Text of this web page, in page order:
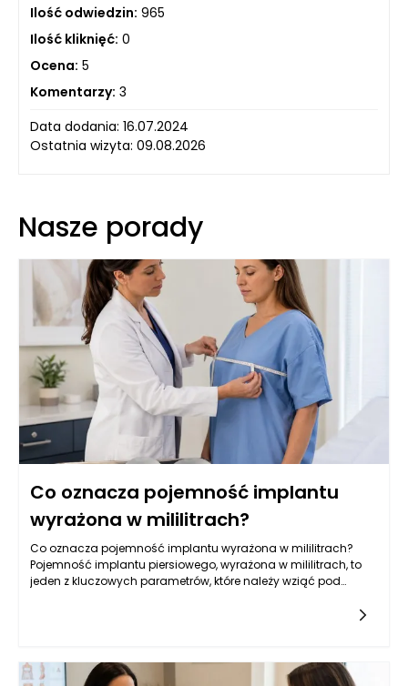
Ilość odwiedzin: 965
Ilość kliknięć: 0
Ocena: 5
Komentarzy: 3
Data dodania: 16.07.2024
Ostatnia wizyta: 09.08.2026
Nasze porady
Co oznacza pojemność implantu
wyrażona w mililitrach?
Co oznacza pojemność implantu wyrażona w mililitrach?
Pojemność implantu piersiowego, wyrażona w mililitrach, to
jeden z kluczowych parametrów, które należy wziąć pod